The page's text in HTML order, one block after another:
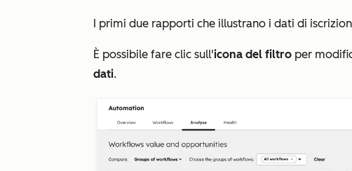
I primi due rapporti che illustrano i dati di
È possibile fare clic sull'icona del filtro per
dati.